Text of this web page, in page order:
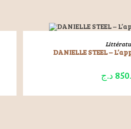
LIRE LA
DANIELLE STEEL –
د.ج